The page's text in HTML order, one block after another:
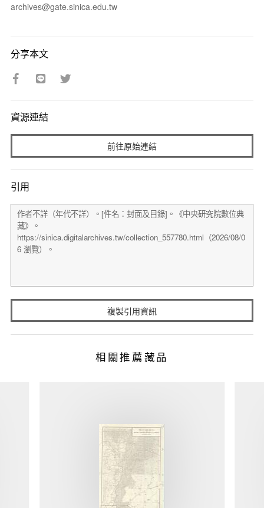
archives@gate.sinica.edu.tw
分享本文
資源連結
前往原始連結
引用
複製引用資訊
相關推薦藏品